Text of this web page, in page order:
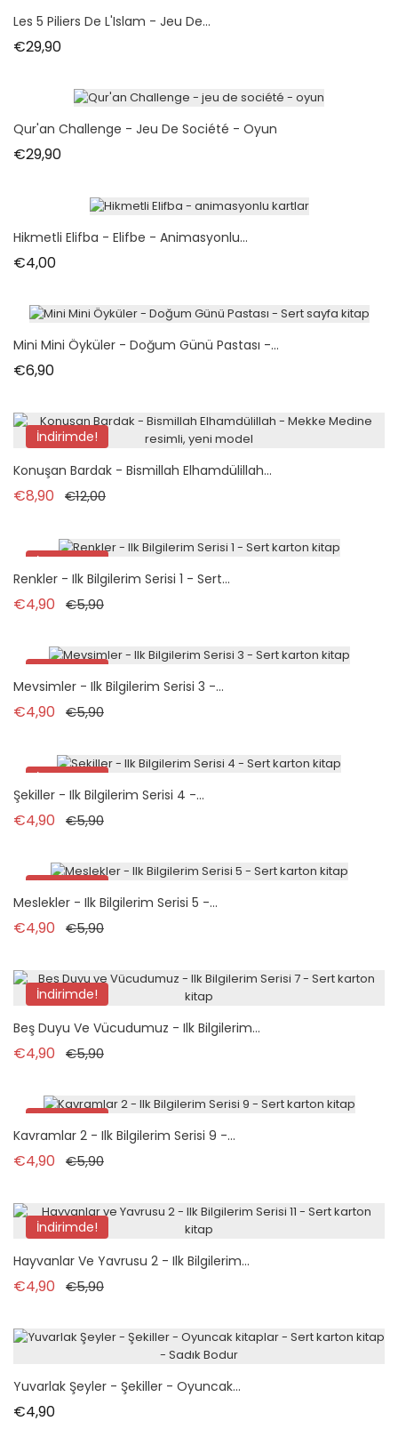
Les 5 Piliers De L'Islam - Jeu De...
€29,90Fiyat
Qur'an Challenge - Jeu De Société - Oyun
€29,90Fiyat
Hikmetli Elifba - Elifbe - Animasyonlu...
€4,00Fiyat
Mini Mini Öyküler - Doğum Günü Pastası -...
€6,90Fiyat
İndirimde!
Konuşan Bardak - Bismillah Elhamdülillah...
€8,90 Normal fiyat
€12,00Fiyat
İndirimde!
Renkler - Ilk Bilgilerim Serisi 1 - Sert...
€4,90 Normal fiyat
€5,90Fiyat
İndirimde!
Mevsimler - Ilk Bilgilerim Serisi 3 -...
€4,90 Normal fiyat
€5,90Fiyat
İndirimde!
Şekiller - Ilk Bilgilerim Serisi 4 -...
€4,90 Normal fiyat
€5,90Fiyat
İndirimde!
Meslekler - Ilk Bilgilerim Serisi 5 -...
€4,90 Normal fiyat
€5,90Fiyat
İndirimde!
Beş Duyu Ve Vücudumuz - Ilk Bilgilerim...
€4,90 Normal fiyat
€5,90Fiyat
Kavramlar 2 - Ilk Bilgilerim Serisi 9 -...
€4,90 Normal fiyat
€5,90Fiyat
İndirimde!
Hayvanlar Ve Yavrusu 2 - Ilk Bilgilerim...
€4,90 Normal fiyat
€5,90Fiyat
Yuvarlak Şeyler - Şekiller - Oyuncak...
€4,90Fiyat